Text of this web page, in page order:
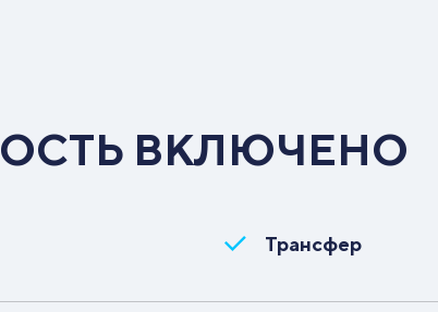
ВКЛЮЧЕНО
Трансфер